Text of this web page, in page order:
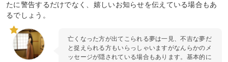
たに警告するだけでなく、嬉しいお知らせを伝えている場合もあ
るでしょう。
亡くなった方が出てこられる夢は一見、不吉な夢だ
と捉えられる方もいらっしゃいますがなんらかのメ
ッセージが隠されている場合もあります。基本的に